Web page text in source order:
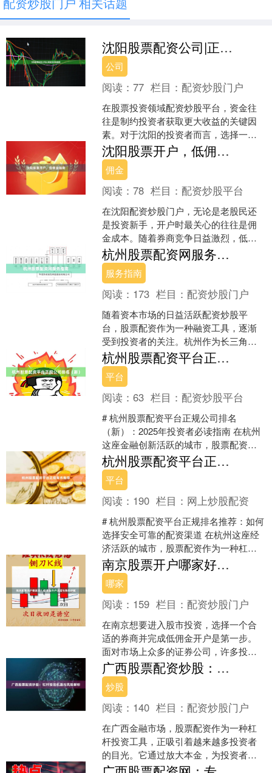
沈阳股票配资公司|正规配资平台推荐
公司
阅读：77 栏目：配资炒股门户
在股票投资领域配资炒股平台，资金往
往是制约投资者获取更大收益的关键因
素。对于沈阳的投资者而言，选择一家
正规、可靠的股票配资公司至关重要。
本文将为您详细介绍沈阳股....
沈阳股票开户，低佣金指南
佣金
阅读：78 栏目：配资炒股平台
在沈阳配资炒股门户，无论是老股民还
是投资新手，开户时最关心的往往是佣
金成本。随着券商竞争日益激烈，低佣
金已不再是秘密，但如何找到真正划算
的渠道，仍需一份清晰指南....
杭州股票配资网服务指南
服务指南
阅读： 173 栏目：配资炒股门户
随着资本市场的日益活跃配资炒股平
台，股票配资作为一种融资工具，逐渐
受到投资者的关注。杭州作为长三角地
区的经济重镇，其配资服务市场也呈现
出规范化、多元化的发展趋势....
杭州股票配资平台正规公司排名（新）
平台
阅读：63 栏目：配资炒股平台
# 杭州股票配资平台正规公司排名
（新）：2025年投资者必读指南 在杭州
这座金融创新活跃的城市，股票配资平
台如雨后春笋般涌现。对于投资者而
言，选择一家正规、可靠....
杭州股票配资平台正规排名推荐
平台
阅读： 190 栏目： 网上炒股配资
# 杭州股票配资平台正规排名推荐：如何
选择安全可靠的配资渠道 在杭州这座经
济活跃的城市，股票配资作为一种杠杆
投资工具，受到不少投资者的关注。然
而，随着配资市场的....
南京股票开户哪家好？低佣金开户流程与条件详解
哪家
阅读： 159 栏目：配资炒股门户
在南京想要进入股市投资，选择一个合
适的券商并完成低佣金开户是第一步。
面对市场上众多的证券公司，许多投资
者都会困惑：南京股票开户哪家好？本
文将为您详细解析南京地区....
广西股票配资炒股：杠杆投资机遇与风险解析
炒股
阅读： 140 栏目：配资炒股门户
在广西金融市场，股票配资作为一种杠
杆投资工具，正吸引着越来越多投资者
的目光。它通过放大本金，为投资者提
供了撬动更大收益的可能，但同时也将